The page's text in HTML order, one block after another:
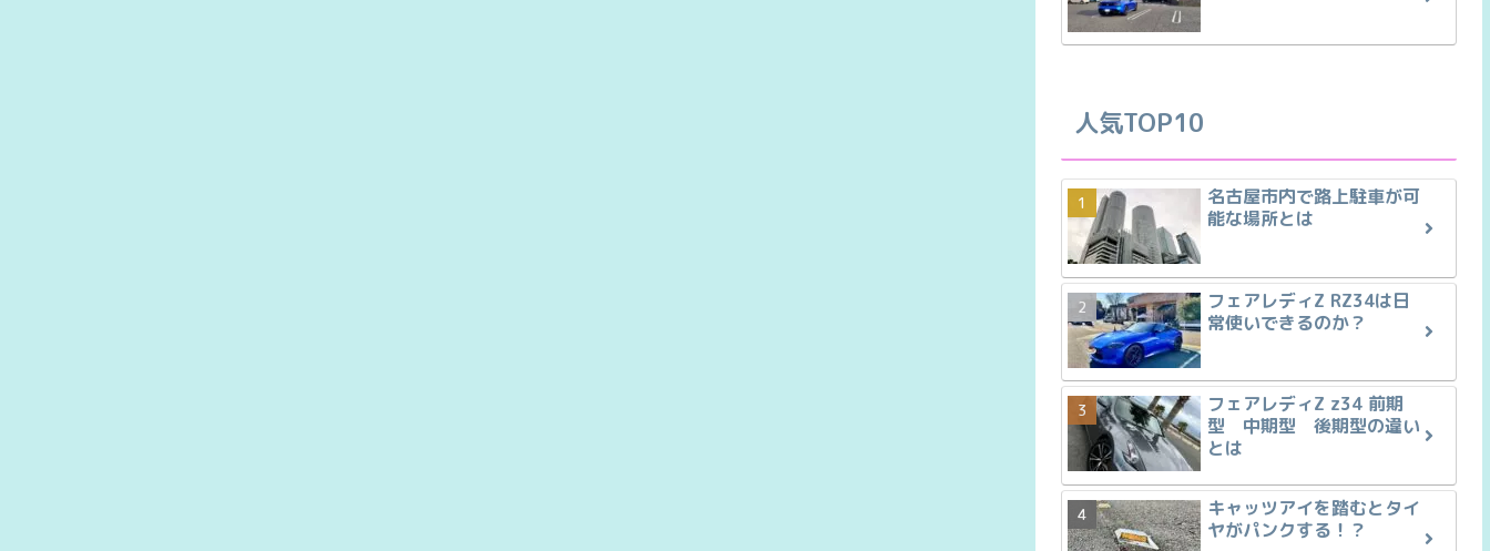
人気TOP10
名古屋市内で路上駐車が可
能な場所とは
フェアレディZ RZ34は日
常使いできるのか？
フェアレディZ z34 前期
型 中期型 後期型の違い
とは
キャッツアイを踏むとタイ
ヤがパンクする！？